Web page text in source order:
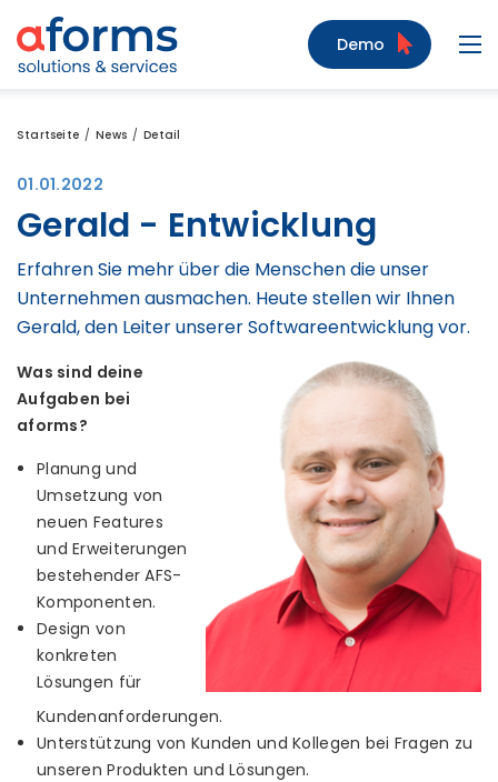
Zum Inhalt
Zum Menü
Zur Suche
Demo
Startseite News Detail
01.01.2022
Gerald - Entwicklung
Erfahren Sie mehr über die Menschen die unser
Unternehmen ausmachen. Heute stellen wir Ihnen
Gerald, den Leiter unserer Softwareentwicklung vor.
Was sind deine
Aufgaben bei
aforms?
Planung und
Umsetzung von
neuen Features
und Erweiterungen
bestehender AFS-
Komponenten.
Design von
konkreten
Lösungen für
Kundenanforderungen.
Unterstützung von Kunden und Kollegen bei Fragen zu
unseren Produkten und Lösungen.